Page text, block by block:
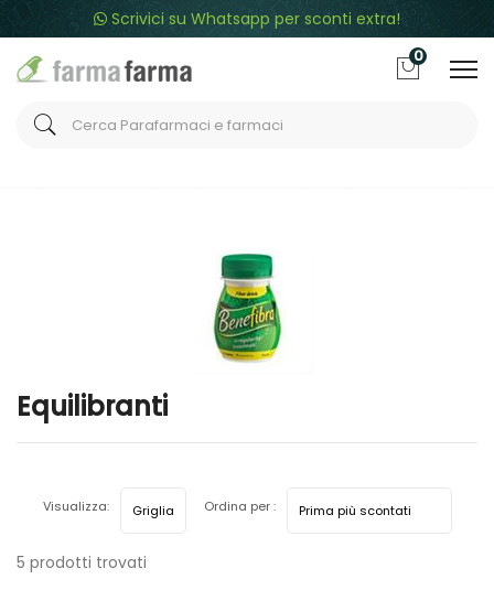
Scrivici su Whatsapp per sconti extra!
0
Equilibranti
5 prodotti trovati
Visualizza: Ordina per :